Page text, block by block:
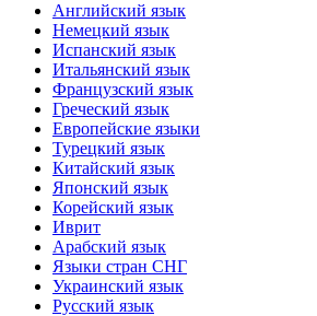
Английский язык
Немецкий язык
Испанский язык
Итальянский язык
Французский язык
Греческий язык
Европейские языки
Турецкий язык
Китайский язык
Японский язык
Корейский язык
Иврит
Арабский язык
Языки стран СНГ
Украинский язык
Русский язык